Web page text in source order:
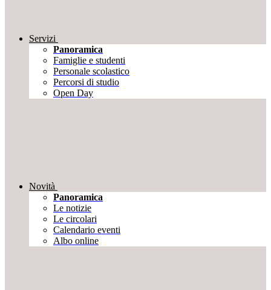
Servizi
Panoramica
Famiglie e studenti
Personale scolastico
Percorsi di studio
Open Day
Novità
Panoramica
Le notizie
Le circolari
Calendario eventi
Albo online